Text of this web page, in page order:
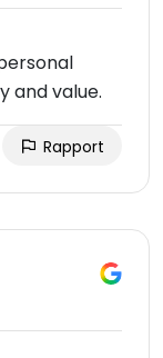
and value.
Rapport